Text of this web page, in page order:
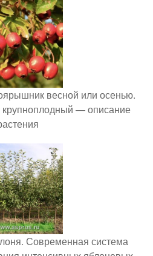
весной или осенью.
— описание
Современная система